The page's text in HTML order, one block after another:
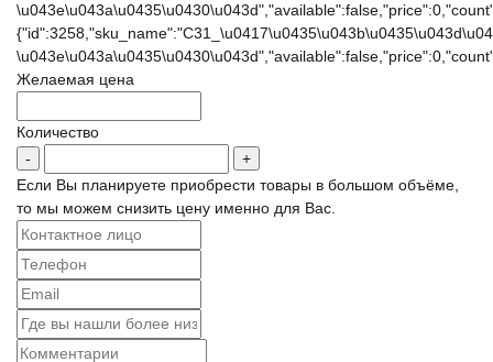
Желаемая цена
Количество
Если Вы планируете приобрести товары в большом объёме,
то мы можем снизить цену именно для Вас.